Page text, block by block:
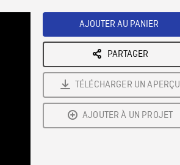
AJOUTER AU PANIER
PARTAGER
TÉLÉCHARGER UN APERÇU
AJOUTER À UN PROJET